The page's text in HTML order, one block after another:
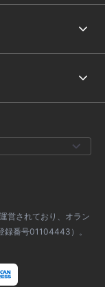
営されており、オラン
録番号01104443）。